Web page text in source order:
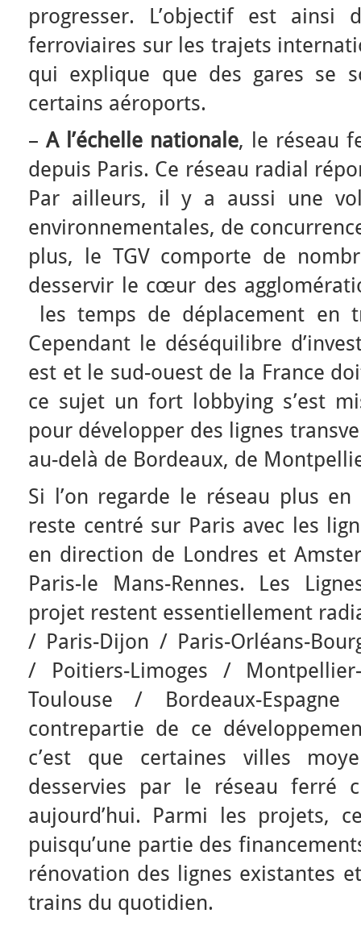
progresser. L’objectif est ainsi
ferroviaires sur les trajets
qui explique que des gares se
certains aéroports.
– A l’échelle nationale, le réseau
depuis Paris. Ce réseau radial
Par ailleurs, il y a aussi une
environnementales, de
plus, le TGV comporte de
desservir le cœur des
les temps de déplacement en
Cependant le déséquilibre
est et le sud-ouest de la France
ce sujet un fort lobbying s’est
pour développer des lignes
au-delà de Bordeaux, de
Si l’on regarde le réseau plus
reste centré sur Paris avec les
en direction de Londres et
Paris-le Mans-Rennes. Les
projet restent essentiellement
/ Paris-Dijon / Paris-Orléans-
/ Poitiers-Limoges /
Toulouse / Bordeaux-
contrepartie de ce
c’est que certaines villes
desservies par le réseau ferré
aujourd’hui. Parmi les projets,
puisqu’une partie des
rénovation des lignes existantes
trains du quotidien.